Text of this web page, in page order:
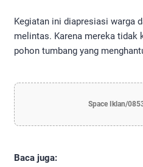
Kegiatan ini diapresiasi warga
melintas. Karena mereka tidak
pohon tumbang yang
Space Iklan/
Baca juga: